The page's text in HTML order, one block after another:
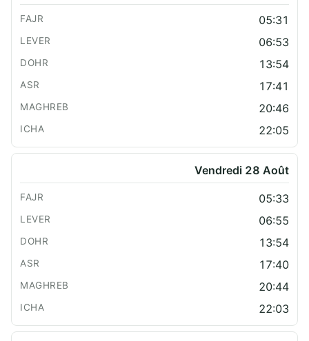
05:31
06:53
13:54
17:41
20:46
22:05
Vendredi 28 Août
05:33
06:55
13:54
17:40
20:44
22:03